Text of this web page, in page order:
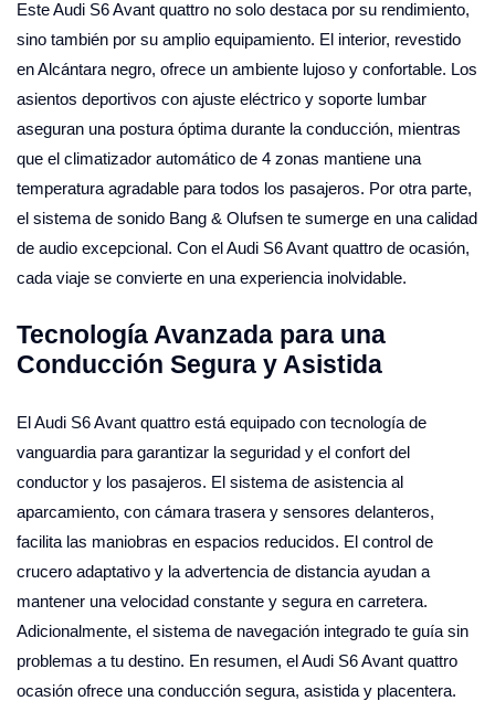
Este Audi S6 Avant quattro no solo destaca por su rendimiento,
sino también por su amplio equipamiento. El interior, revestido
en Alcántara negro, ofrece un ambiente lujoso y confortable. Los
asientos deportivos con ajuste eléctrico y soporte lumbar
aseguran una postura óptima durante la conducción, mientras
que el climatizador automático de 4 zonas mantiene una
temperatura agradable para todos los pasajeros. Por otra parte,
el sistema de sonido Bang & Olufsen te sumerge en una calidad
de audio excepcional. Con el Audi S6 Avant quattro de ocasión,
cada viaje se convierte en una experiencia inolvidable.
Tecnología Avanzada para una
Conducción Segura y Asistida
El Audi S6 Avant quattro está equipado con tecnología de
vanguardia para garantizar la seguridad y el confort del
conductor y los pasajeros. El sistema de asistencia al
aparcamiento, con cámara trasera y sensores delanteros,
facilita las maniobras en espacios reducidos. El control de
crucero adaptativo y la advertencia de distancia ayudan a
mantener una velocidad constante y segura en carretera.
Adicionalmente, el sistema de navegación integrado te guía sin
problemas a tu destino. En resumen, el Audi S6 Avant quattro
ocasión ofrece una conducción segura, asistida y placentera.